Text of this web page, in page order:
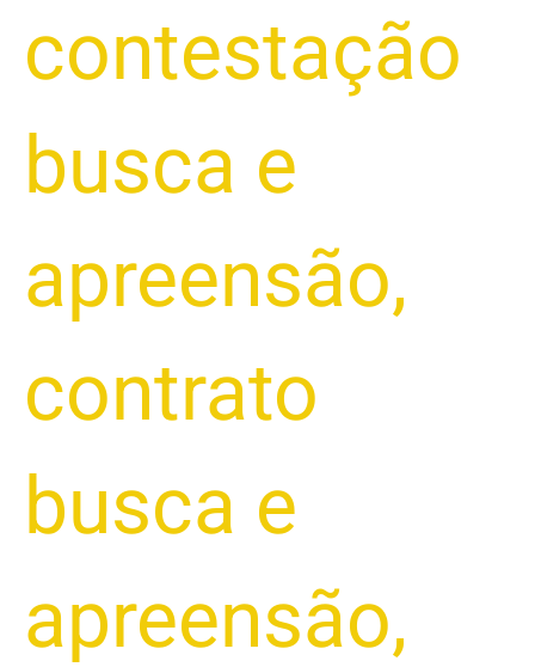
contestação
busca e
apreensão,
contrato
busca e
apreensão,